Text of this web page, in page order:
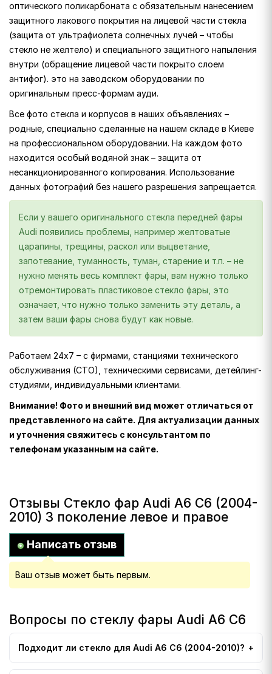
оптического поликарбоната с обязательным нанесением
защитного лакового покрытия на лицевой части стекла
(защита от ультрафиолета солнечных лучей – чтобы
стекло не желтело) и специального защитного напыления
внутри (обращение лицевой части покрыто слоем
антифог). это на заводском оборудовании по
оригинальным пресс-формам ауди.
Все фото стекла и корпусов в наших объявлениях –
родные, специально сделанные на нашем складе в Киеве
на профессиональном оборудовании. На каждом фото
находится особый водяной знак – защита от
несанкционированного копирования. Использование
данных фотографий без нашего разрешения запрещается.
Если у вашего оригинального стекла передней фары
Audi появились проблемы, например желтоватые
царапины, трещины, раскол или выцветание,
запотевание, туманность, туман, старение и т.п. – не
нужно менять весь комплект фары, вам нужно только
отремонтировать пластиковое стекло фары, это
означает, что нужно только заменить эту деталь, а
затем ваши фары снова будут как новые.
Работаем 24х7 – с фирмами, станциями технического
обслуживания (СТО), техническими сервисами, детейлинг-
студиями, индивидуальными клиентами.
Внимание! Фото и внешний вид может отличаться от
представленного на сайте. Для актуализации данных
и уточнения свяжитесь с консультантом по
телефонам указанным на сайте.
Отзывы Стекло фар Audi A6 C6 (2004-
2010) 3 поколение левое и правое
Написать отзыв
Ваш отзыв может быть первым.
Вопросы по стеклу фары Audi A6 C6
Подходит ли стекло для Audi A6 C6 (2004-2010)?